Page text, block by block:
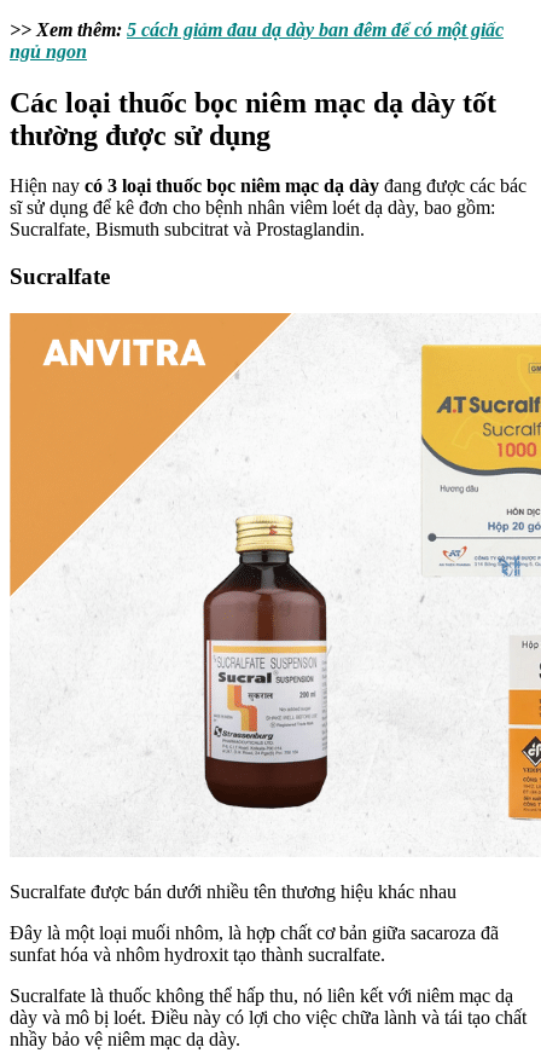
>> Xem thêm: 5 cách giảm đau dạ dày ban đêm để có một giấc
ngủ ngon
Các loại thuốc bọc niêm mạc dạ dày tốt
thường được sử dụng
Hiện nay có 3 loại thuốc bọc niêm mạc dạ dày đang được các bác
sĩ sử dụng để kê đơn cho bệnh nhân viêm loét dạ dày, bao gồm:
Sucralfate, Bismuth subcitrat và Prostaglandin.
Sucralfate
Sucralfate được bán dưới nhiều tên thương hiệu khác nhau
Đây là một loại muối nhôm, là hợp chất cơ bản giữa sacaroza đã
sunfat hóa và nhôm hydroxit tạo thành sucralfate.
Sucralfate là thuốc không thể hấp thu, nó liên kết với niêm mạc dạ
dày và mô bị loét. Điều này có lợi cho việc chữa lành và tái tạo chất
nhầy bảo vệ niêm mạc dạ dày.